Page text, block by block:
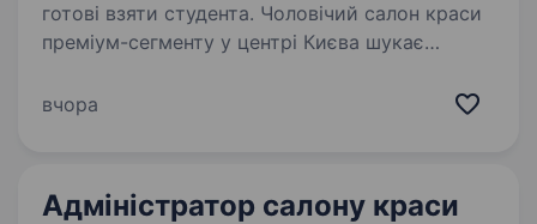
готові взяти студента. Чоловічий салон краси
преміум-сегменту у центрі Києва шукає
підтримувати високий рівень сервісу
вчора
Адміністратор салону краси